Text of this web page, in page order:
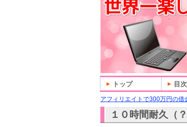
アフィリエイトで300万円の
１０時間耐久（
トップ 目次